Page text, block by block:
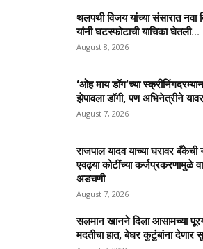
थलपथी विजय यांच्या संसारात नवा
यांनी घटस्फोटाची याचिका घेतली...
August 8, 2026
‘ओह माय डॉग’च्या
झेपावला डॉगी, पण अभिनेत्रीने
August 7, 2026
राजपाल यादव याच्या घरावर बँकेची
एवढ्या कोटींच्या कर्जप्रकरणामुळे
अडचणी
August 7, 2026
सलमान खानने दिला आसामच्या
मदतीचा हात, बेघर कुटुंबांना देणार